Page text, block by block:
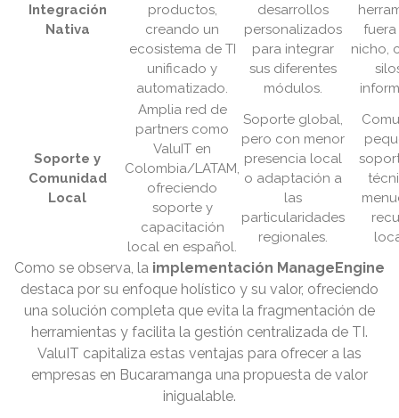
Integración
Nativa
productos,
creando un
ecosistema de TI
unificado y
automatizado.
desarrollos
personalizados
para integrar
sus diferentes
módulos.
nicho,
Soporte y
Comunidad
Local
Amplia red de
partners como
ValuIT en
Colombia/LATAM,
ofreciendo
soporte y
capacitación
local en español.
Soporte global,
pero con menor
presencia local
o adaptación a
las
particularidades
regionales.
Como se observa, la implementación ManageEngine
destaca por su enfoque holístico y su valor, ofreciendo
una solución completa que evita la fragmentación de
herramientas y facilita la gestión centralizada de TI.
ValuIT capitaliza estas ventajas para ofrecer a las
empresas en Bucaramanga una propuesta de valor
inigualable.